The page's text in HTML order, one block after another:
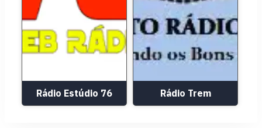
Rádio Estúdio 76 Rádio Trem